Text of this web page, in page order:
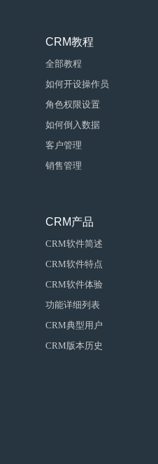
CRM教程
全部教程
如何开设操作员
角色权限设置
如何倒入数据
客户管理
销售管理
CRM产品
CRM软件简述
CRM软件特点
CRM软件体验
功能详细列表
CRM典型用户
CRM版本历史